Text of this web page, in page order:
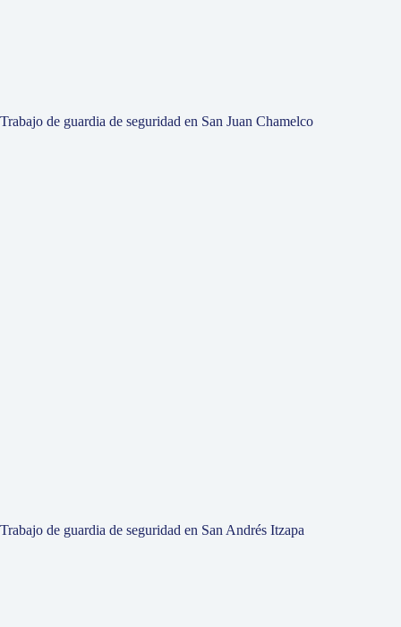
Trabajo de guardia de seguridad en San Juan Chamelco
Trabajo de guardia de seguridad en San Andrés Itzapa